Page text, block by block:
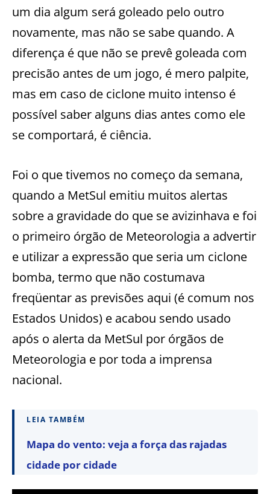
um dia algum será goleado pelo outro
novamente, mas não se sabe quando. A
diferença é que não se prevê goleada com
precisão antes de um jogo, é mero palpite,
mas em caso de ciclone muito intenso é
possível saber alguns dias antes como ele
se comportará, é ciência.
Foi o que tivemos no começo da semana,
quando a MetSul emitiu muitos alertas
sobre a gravidade do que se avizinhava e foi
o primeiro órgão de Meteorologia a advertir
e utilizar a expressão que seria um ciclone
bomba, termo que não costumava
freqüentar as previsões aqui (é comum nos
Estados Unidos) e acabou sendo usado
após o alerta da MetSul por órgãos de
Meteorologia e por toda a imprensa
nacional.
LEIA TAMBÉM
Mapa do vento: veja a força das rajadas
cidade por cidade